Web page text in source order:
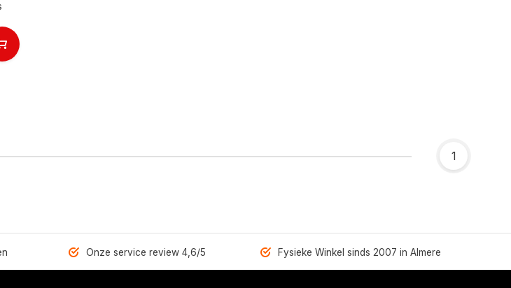
1
Onze service review 4,6/5 Fysieke Winkel sinds 2007 in Almere